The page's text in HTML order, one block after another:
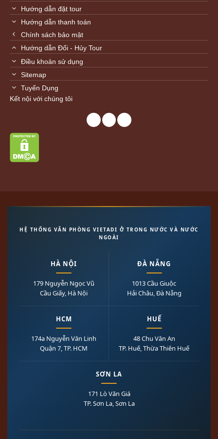
Hướng dẫn đặt tour
Hướng dẫn thanh toán
Chính sách bảo mật
Hướng dẫn Đổi - Hủy Tour
Điều khoản sử dụng
Sitemap
Tuyển Dụng
Kết nội với chúng tôi
HỆ THỐNG VĂN PHÒNG VIETADI Ở TRONG NƯỚC VÀ NƯỚC
NGOÀI
HÀ NỘI
179 Nguyễn Ngọc Vũ
Cầu Giấy, Hà Nội
ĐÀ NẴNG
1013 Cầu Giuộc
Hải Châu, Đà Nẵng
HCM
174a Nguyễn Văn Linh
Quận 7, TP. HCM
HUẾ
48 Chu Văn An
TP. Huế, Thừa Thiên Huế
SƠN LA
171 Lò Văn Giá
TP. Sơn La, Sơn La